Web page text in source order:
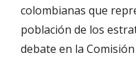
colombianas que
población de los
debate en la